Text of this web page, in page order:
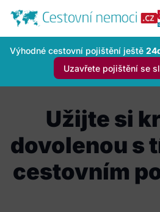
Výhodné cestovní pojištění ještě
Uzavřete pojištění se
Užijte si
dovolenou s
cestovním